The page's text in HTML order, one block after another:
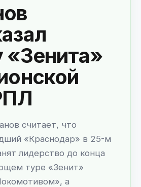
«Зенита»
считает, что
«Краснодар» в 25-м
лидерство до конца
туре «Зенит»
а